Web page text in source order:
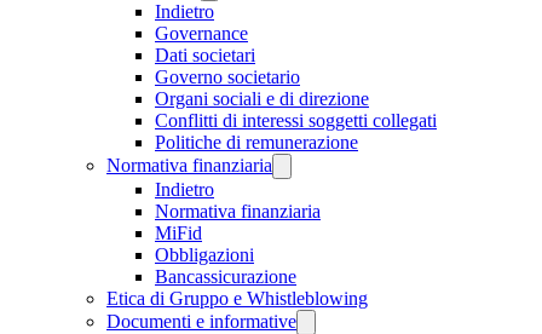
Indietro
Governance
Dati societari
Governo societario
Organi sociali e di direzione
Conflitti di interessi soggetti collegati
Politiche di remunerazione
Normativa finanziaria
Indietro
Normativa finanziaria
MiFid
Obbligazioni
Bancassicurazione
Etica di Gruppo e Whistleblowing
Documenti e informative